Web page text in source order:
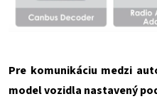
Pre komunikáciu medzi
model vozidla nastavený